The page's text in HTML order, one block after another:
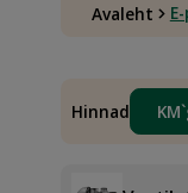
Avaleht
Hinnad